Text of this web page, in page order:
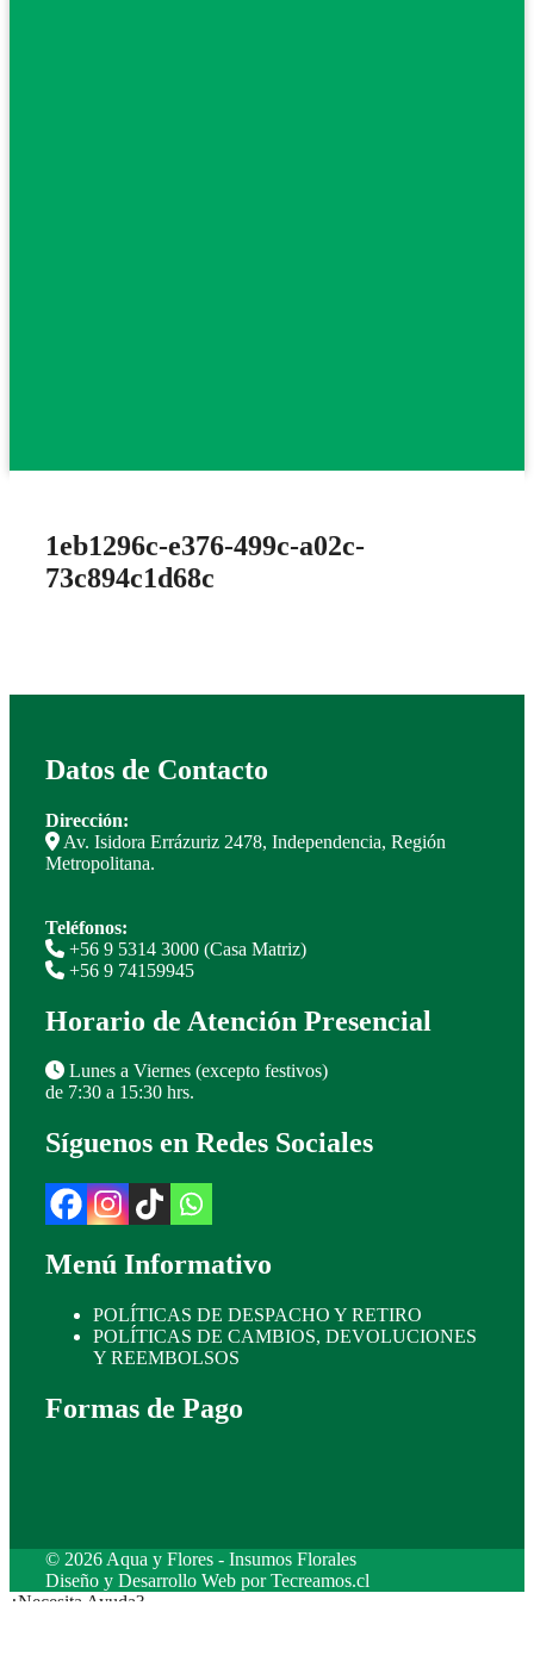
1eb1296c-e376-499c-a02c-
73c894c1d68c
Datos de Contacto
Dirección:
Av. Isidora Errázuriz 2478, Independencia, Región
Metropolitana.
Teléfonos:
+56 9 5314 3000 (Casa Matriz)
+56 9 74159945
Horario de Atención Presencial
Lunes a Viernes (excepto festivos)
de 7:30 a 15:30 hrs.
Síguenos en Redes Sociales
Menú Informativo
POLÍTICAS DE DESPACHO Y RETIRO
POLÍTICAS DE CAMBIOS, DEVOLUCIONES
Y REEMBOLSOS
Formas de Pago
© 2026 Aqua y Flores - Insumos Florales
Diseño y Desarrollo Web porTecreamos.cl
¿Necesita Ayuda?